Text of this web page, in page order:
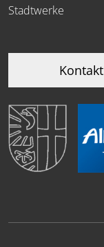
Stadtwerke
Kontakt